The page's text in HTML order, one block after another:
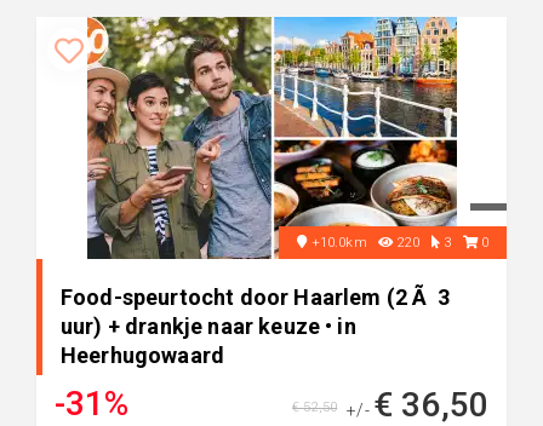
+10.0km 220 3 0
Food-speurtocht door Haarlem (2 Ã 3
uur) + drankje naar keuze • in
Heerhugowaard
-31% +/- € 36,50
€ 52,50